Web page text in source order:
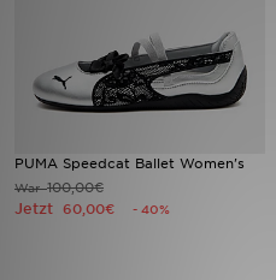
PUMA Speedcat Ballet Women's
War100,00€
Jetzt 60,00€ - 40%
JD Exklusives
Fußball
Sport